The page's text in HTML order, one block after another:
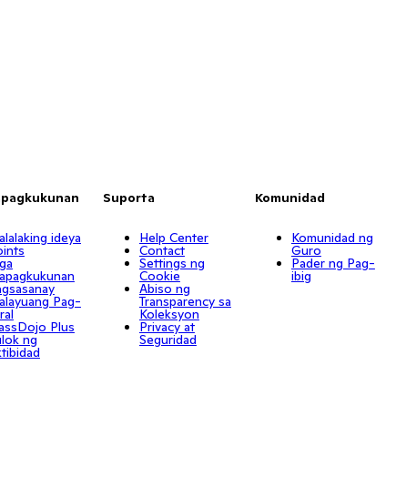
ideya
Pag-
Plus
ng
Suporta
Help Center
Contact
Settings ng
Cookie
Abiso ng
Transparency sa
Koleksyon
Privacy at
Seguridad
Komunidad
Komunidad ng
Guro
Pader ng Pag-
ibig